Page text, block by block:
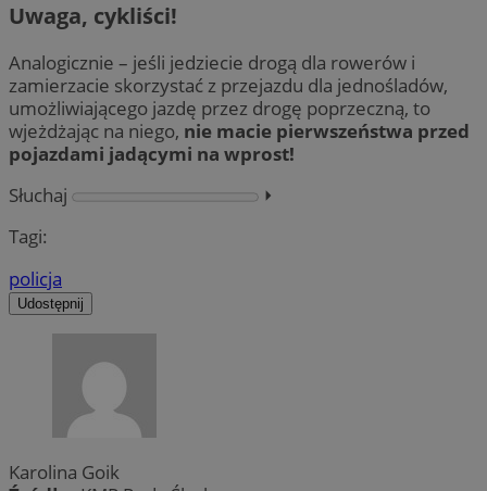
Uwaga, cykliści!
Analogicznie – jeśli jedziecie drogą dla rowerów i
zamierzacie skorzystać z przejazdu dla jednośladów,
umożliwiającego jazdę przez drogę poprzeczną, to
wjeżdżając na niego, nie macie pierwszeństwa przed
pojazdami jadącymi na wprost!
Słuchaj
⏵︎
Tagi:
policja
Udostępnij
Karolina Goik